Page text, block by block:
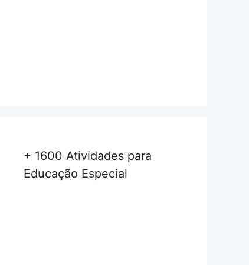
+ 1600 Atividades para
Educação Especial